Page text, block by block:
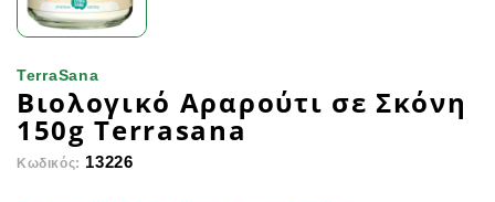
TerraSana
Βιολογικό Αραρούτι σε Σκόνη
150g Terrasana
Κωδικός: 13226